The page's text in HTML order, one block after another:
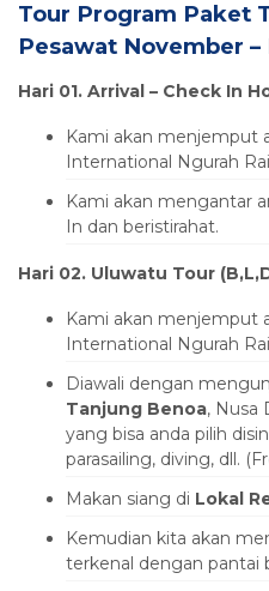
Tour Program Paket
Pesawat November
Hari 01. Arrival – Check In
Kami akan menjemput
International Ngurah Rai
Kami akan mengantar
In dan beristirahat.
Hari 02. Uluwatu Tour
Kami akan menjemput
International Ngurah Rai
Diawali dengan
Tanjung Benoa, Nusa
yang bisa anda pilih
parasailing, diving, dll.
Makan siang di Lokal
Kemudian kita akan
terkenal dengan pantai